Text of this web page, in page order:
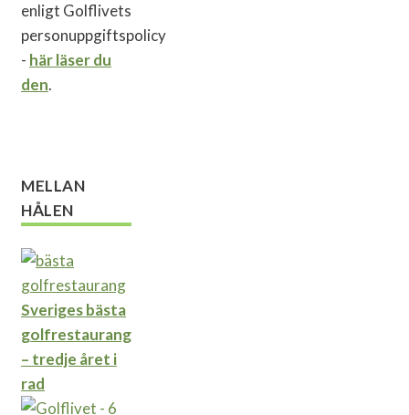
enligt Golflivets
personuppgiftspolicy
- här läser du
den.
MELLAN
HÅLEN
Sveriges bästa
golfrestaurang
– tredje året i
rad